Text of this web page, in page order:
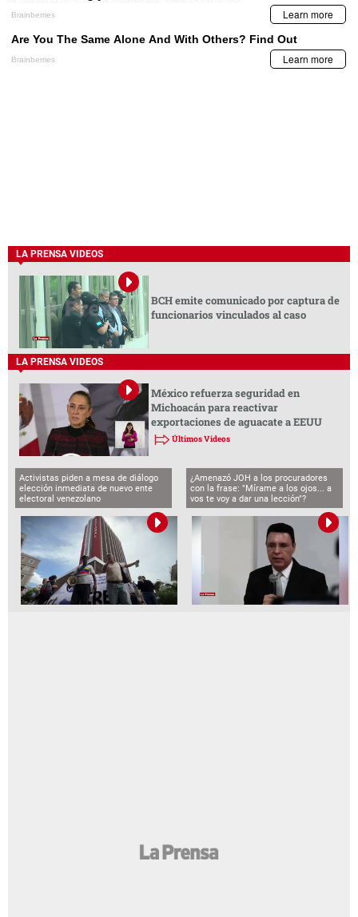
LA PRENSA VIDEOS
BCH emite comunicado por captura de
funcionarios vinculados al caso
LA PRENSA VIDEOS
México refuerza seguridad en
Michoacán para reactivar
exportaciones de aguacate a EEUU
Últimos Videos
Activistas piden a mesa de diálogo
elección inmediata de nuevo ente
electoral venezolano
¿Amenazó JOH a los procuradores
con la frase: "Mírame a los ojos... a
vos te voy a dar una lección"?